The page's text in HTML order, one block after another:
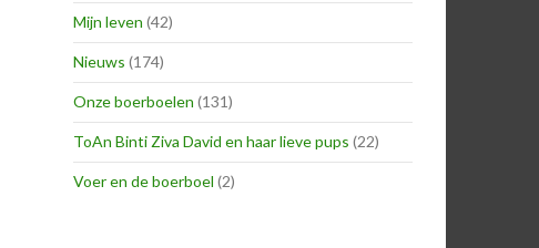
Mijn leven (42)
Nieuws (174)
Onze boerboelen (131)
ToAn Binti Ziva David en haar lieve pups (22)
Voer en de boerboel (2)